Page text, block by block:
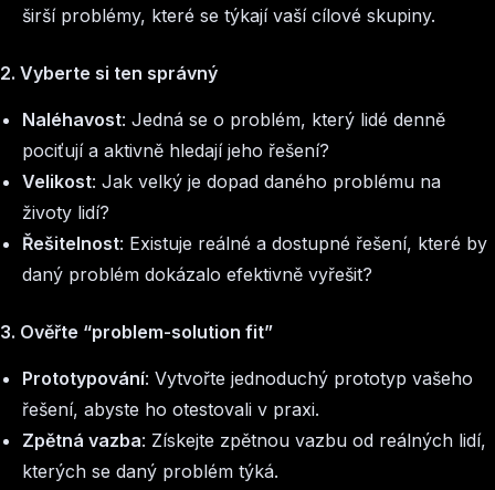
širší problémy, které se týkají vaší cílové skupiny.
2. Vyberte si ten správný
Naléhavost: Jedná se o problém, který lidé denně
pociťují a aktivně hledají jeho řešení?
Velikost: Jak velký je dopad daného problému na
životy lidí?
Řešitelnost: Existuje reálné a dostupné řešení, které by
daný problém dokázalo efektivně vyřešit?
3. Ověřte “problem-solution fit”
Prototypování: Vytvořte jednoduchý prototyp vašeho
řešení, abyste ho otestovali v praxi.
Zpětná vazba: Získejte zpětnou vazbu od reálných lidí,
kterých se daný problém týká.